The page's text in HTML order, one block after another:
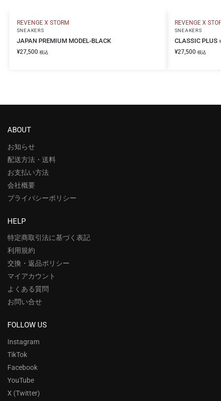
REVENGE X STORM
SNEAKERS
JAPAN PREMIUM MODEL-BLACK
¥27,500 税込
REVENGE X
SNEAKERS
CLASSIC PLUS
¥27,500 税込
ABOUT
お知らせ
配送方法・送料
お支払い方法
会社概要
プライバシーポリシー
HELP
特定商取引法に基づく表記
利用規約
交換・返品ポリシー
マイアカウント
よくある質問
お問い合せ
FOLLOW US
Instagram
TikTok
Facebook
YouTube
X (Twitter)